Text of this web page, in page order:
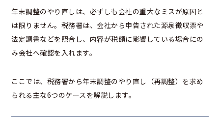
年末調整のやり直しは、必ずしも会社の重大なミスが原因と
は限りません。税務署は、会社から申告された源泉徴収票や
法定調書などを照合し、内容が税額に影響している場合にの
み会社へ確認を入れます。
ここでは、税務署から年末調整のやり直し（再調整）を求め
られる主な6つのケースを解説します。